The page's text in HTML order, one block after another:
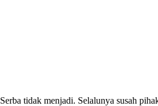
Serba tidak menjadi. Selalunya susah